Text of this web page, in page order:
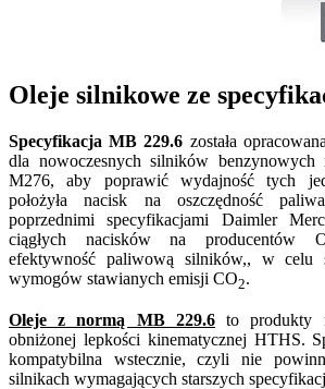
Oleje silnikowe ze
Specyfikacja MB 229.6 została
dla nowoczesnych silników
M276, aby poprawić wydajność tych
położyła nacisk na oszczędność
poprzednimi specyfikacjami Daimler
ciągłych nacisków na
efektywność paliwową silników,, w celu
wymogów stawianych emisji CO2.
Oleje z normą MB 229.6to produkty
obniżonej lepkości kinematycznej HTHS.
kompatybilna wstecznie, czyli nie
silnikach wymagających starszych